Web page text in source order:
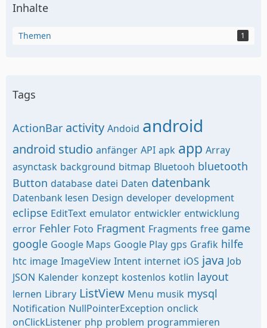
Inhalte
Themen 1
Tags
ActionBar activity Andoid android
android studio anfänger API apk app Array
asynctask background bitmap Bluetooh bluetooth
Button database datei Daten datenbank
Datenbank lesen Design developer development
eclipse EditText emulator entwickler entwicklung
error Fehler Foto Fragment Fragments free game
google Google Maps Google Play gps Grafik hilfe
htc image ImageView Intent internet iOS java Job
JSON Kalender konzept kostenlos kotlin layout
lernen Library ListView Menu musik mysql
Notification NullPointerException onclick
onClickListener php problem programmieren